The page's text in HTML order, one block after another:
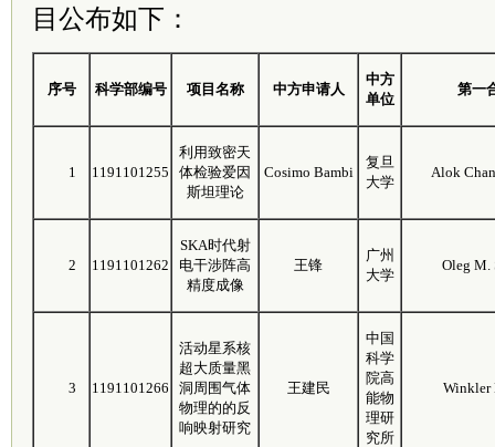
目公布如下：
序号 科学部编号 项目名称 中方申请人
中方
单位
第一
1 1191101255
利用致密天
体检验爱因
斯坦理论
Cosimo Bambi
复旦
大学
Alok
2 1191101262
SKA时代射
电干涉阵高
精度成像
王锋
广州
大学
Oleg M.
3 1191101266
活动星系核
超大质量黑
洞周围气体
物理的的反
响映射研究
王建民
中国
科学
院高
能物
理研
究所
Winkler